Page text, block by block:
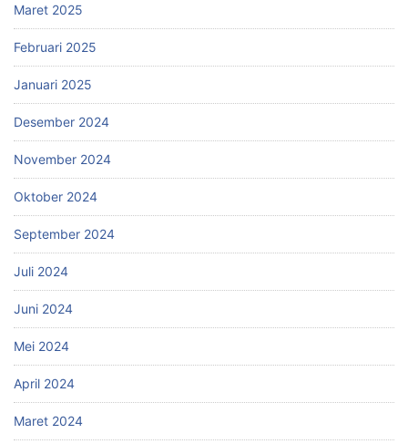
Maret 2025
Februari 2025
Januari 2025
Desember 2024
November 2024
Oktober 2024
September 2024
Juli 2024
Juni 2024
Mei 2024
April 2024
Maret 2024